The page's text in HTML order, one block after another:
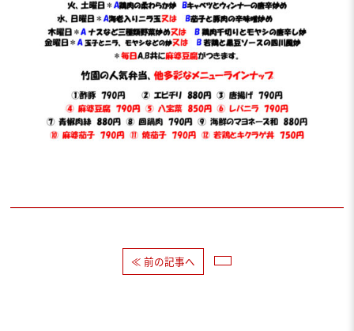
≪ 前の記事へ